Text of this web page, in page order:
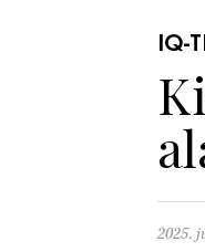
IQ-
2025.